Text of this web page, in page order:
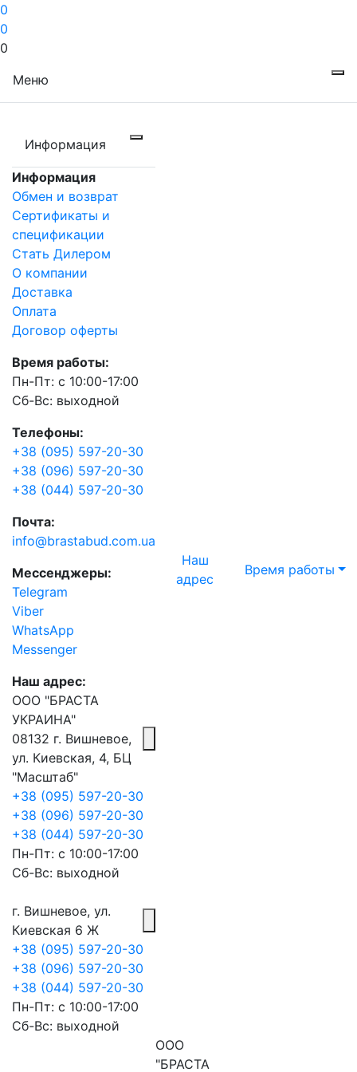
0
0
0
Меню
Информация
Информация
Обмен и возврат
Сертификаты и
спецификации
Стать Дилером
О компании
Доставка
Оплата
Договор оферты
Время работы:
Пн-Пт: с 10:00-17:00
Сб-Вс: выходной
Телефоны:
+38 (095) 597-20-30
+38 (096) 597-20-30
+38 (044) 597-20-30
Почта:
info@brastabud.com.ua
Мессенджеры:
Telegram
Viber
WhatsApp
Messenger
Наш адрес:
ООО "БРАСТА
УКРАИНА"
08132 г. Вишневое,
ул. Киевская, 4, БЦ
"Масштаб"
+38 (095) 597-20-30
+38 (096) 597-20-30
+38 (044) 597-20-30
Пн-Пт: с 10:00-17:00
Сб-Вс: выходной
г. Вишневое, ул.
Киевская 6 Ж
+38 (095) 597-20-30
+38 (096) 597-20-30
+38 (044) 597-20-30
Пн-Пт: с 10:00-17:00
Сб-Вс: выходной
Наш
адрес
ООО
"БРАСТА
Время работы